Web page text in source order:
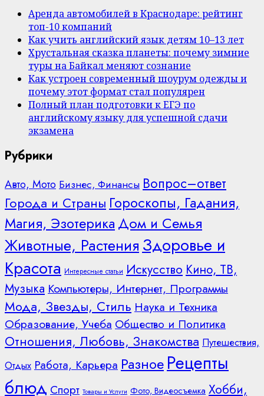
Аренда автомобилей в Краснодаре: рейтинг
топ-10 компаний
Как учить английский язык детям 10–13 лет
Хрустальная сказка планеты: почему зимние
туры на Байкал меняют сознание
Как устроен современный шоурум одежды и
почему этот формат стал популярен
Полный план подготовки к ЕГЭ по
английскому языку для успешной сдачи
экзамена
Рубрики
Авто, МотоБизнес, Финансы Вопрос–ответ
Города и Страны Гороскопы, Гадания,
Магия, Эзотерика Дом и Семья
Животные, Растения Здоровье и
Красота Интересные статьи Искусство Кино, ТВ,
Музыка Компьютеры, Интернет, Программы
Мода, Звезды, Стиль Наука и Техника
Образование, Учеба Общество и Политика
Отношения, Любовь, Знакомства Путешествия,
Отдых Работа, Карьера Разное Рецепты
блюд Спорт Товары и Услуги Фото, Видеосъемка Хобби,